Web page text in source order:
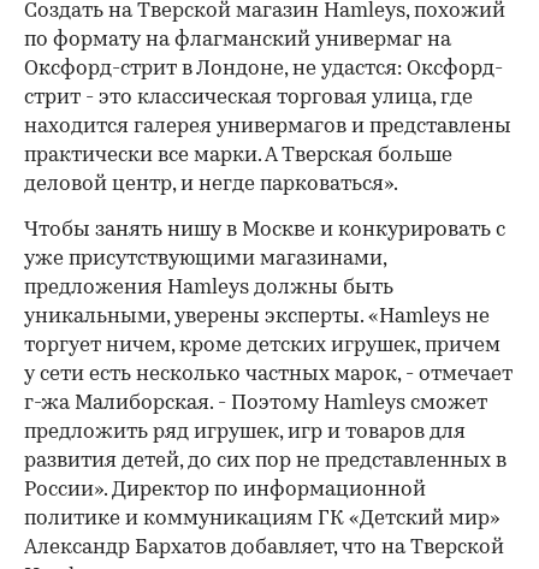
Создать на Тверской магазин Hamleys, похожий
по формату на флагманский универмаг на
Оксфорд-стрит в Лондоне, не удастся: Оксфорд-
стрит - это классическая торговая улица, где
находится галерея универмагов и представлены
практически все марки. А Тверская больше
деловой центр, и негде парковаться».
Чтобы занять нишу в Москве и конкурировать с
уже присутствующими магазинами,
предложения Hamleys должны быть
уникальными, уверены эксперты. «Hamleys не
торгует ничем, кроме детских игрушек, причем
у сети есть несколько частных марок, - отмечает
г-жа Малиборская. - Поэтому Hamleys сможет
предложить ряд игрушек, игр и товаров для
развития детей, до сих пор не представленных в
России». Директор по информационной
политике и коммуникациям ГК «Детский мир»
Александр Бархатов добавляет, что на Тверской